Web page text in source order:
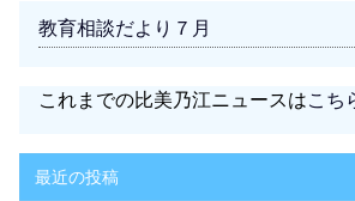
教育相談だより７月
これまでの比美乃江ニュースはこち
最近の投稿